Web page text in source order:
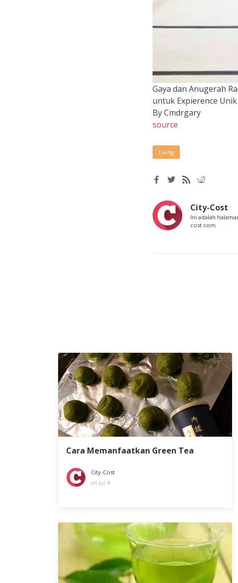
Gaya dan Anugerah
untuk Expierence Unik
By Cmdrgary
source
Living
City-Cost
Ini adalah
cost.com
Cara Memanfaatkan Green Tea
City-Cost
on Jul 4